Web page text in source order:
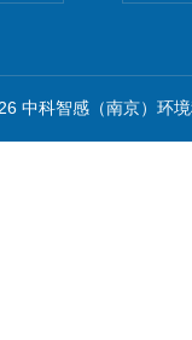
中科智感（南京）环